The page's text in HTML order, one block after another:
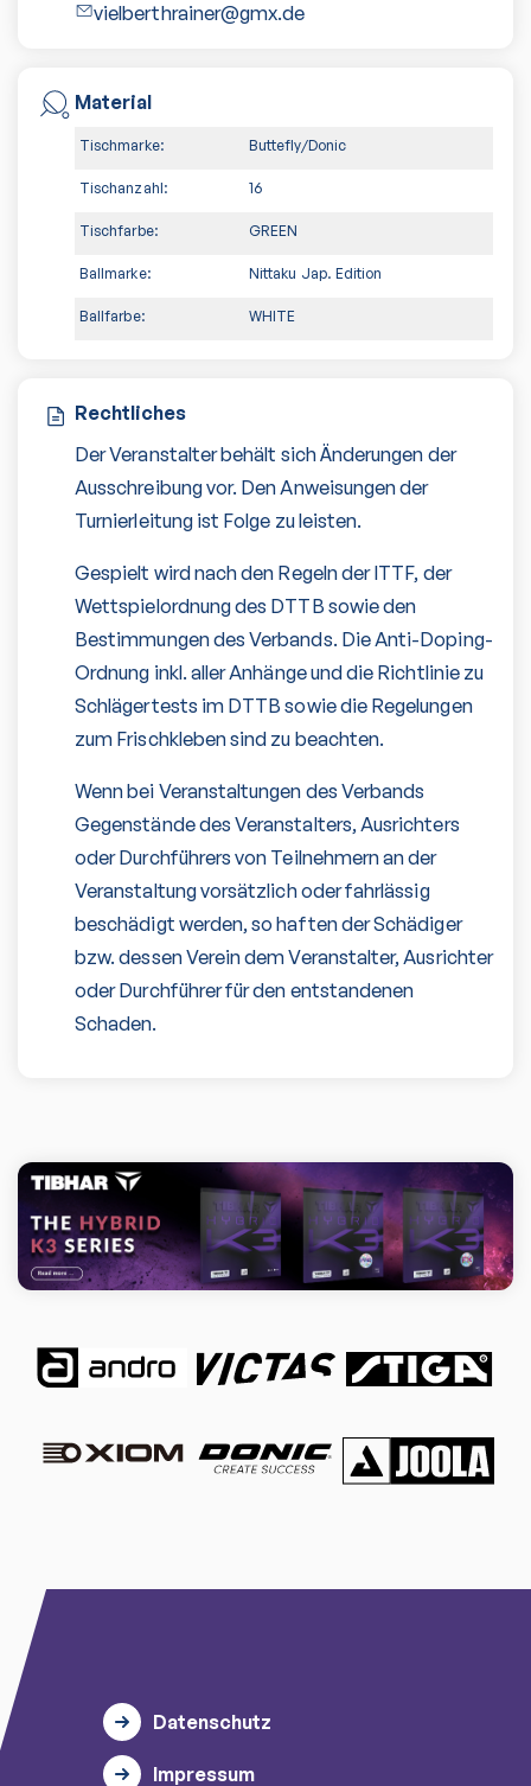
vielberthrainer@gmx.de
Material
Tischmarke: Buttefly/Donic
Tischanzahl: 16
Tischfarbe: GREEN
Ballmarke: Nittaku Jap. Edition
Ballfarbe: WHITE
Rechtliches
Der Veranstalter behält sich Änderungen der
Ausschreibung vor. Den Anweisungen der
Turnierleitung ist Folge zu leisten.
Gespielt wird nach den Regeln der ITTF, der
Wettspielordnung des DTTB sowie den
Bestimmungen des Verbands. Die Anti-Doping-
Ordnung inkl. aller Anhänge und die Richtlinie zu
Schlägertests im DTTB sowie die Regelungen
zum Frischkleben sind zu beachten.
Wenn bei Veranstaltungen des Verbands
Gegenstände des Veranstalters, Ausrichters
oder Durchführers von Teilnehmern an der
Veranstaltung vorsätzlich oder fahrlässig
beschädigt werden, so haften der Schädiger
bzw. dessen Verein dem Veranstalter, Ausrichter
oder Durchführer für den entstandenen
Schaden.
Datenschutz
Impressum